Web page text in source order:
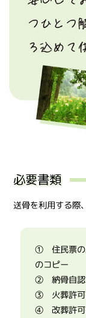
必要書類
送骨を利用する際
① 住民票の
のコピー
② 納骨自認
③ 火葬許可
④ 改葬許可